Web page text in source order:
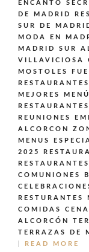
ENCANTO
DE MADRID
SUR DE
MODA EN
MADRID SUR
VILLAVICIOSA
MOSTOLES
MEJORES
REUNIONES
ALCORCON
MENUS
2025
COMUNIONES
RESTURANTES
COMIDAS
ALCORCÓN
TERRAZAS DE
READ MORE